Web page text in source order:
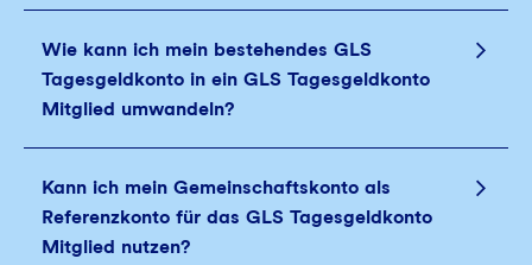
Wie kann ich mein bestehendes GLS
Tagesgeldkonto in ein GLS Tagesgeldkonto
Mitglied umwandeln?
Kann ich mein Gemeinschaftskonto als
Referenzkonto für das GLS Tagesgeldkonto
Mitglied nutzen?